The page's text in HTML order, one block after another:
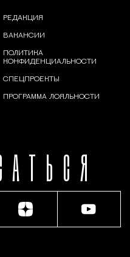
РЕДАКЦИЯ
ВАКАНСИИ
ПОЛИТИКА
КОНФИДЕНЦИАЛЬНОСТИ
СПЕЦПРОЕКТЫ
ПРОГРАММА ЛОЯЛЬНОСТИ